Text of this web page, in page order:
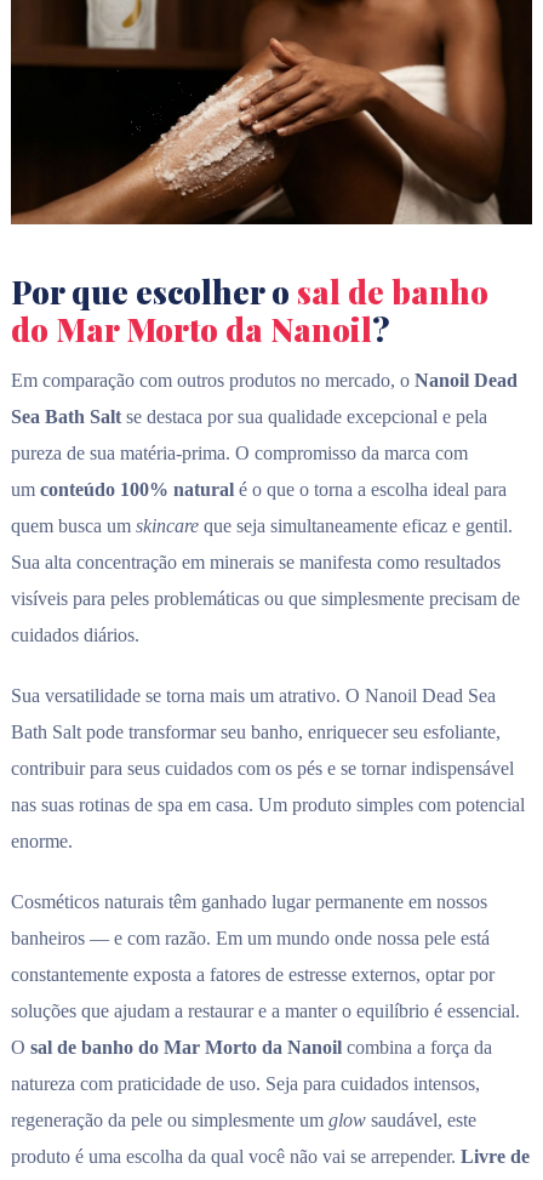
Por que escolher o sal de banho
do Mar Morto da Nanoil?
Em comparação com outros produtos no mercado, o Nanoil Dead
Sea Bath Saltse destaca por sua qualidade excepcional e pela
pureza de sua matéria-prima. O compromisso da marca com
um conteúdo 100% natural é o que o torna a escolha ideal para
quem busca um skincare que seja simultaneamente eficaz e gentil.
Sua alta concentração em minerais se manifesta como resultados
visíveis para peles problemáticas ou que simplesmente precisam de
cuidados diários.
Sua versatilidade se torna mais um atrativo. O Nanoil Dead Sea
Bath Salt pode transformar seu banho, enriquecer seu esfoliante,
contribuir para seus cuidados com os pés e se tornar indispensável
nas suas rotinas de spa em casa. Um produto simples com potencial
enorme.
Cosméticos naturais têm ganhado lugar permanente em nossos
banheiros — e com razão. Em um mundo onde nossa pele está
constantemente exposta a fatores de estresse externos, optar por
soluções que ajudam a restaurar e a manter o equilíbrio é essencial.
O sal de banho do Mar Morto da Nanoil combina a força da
natureza com praticidade de uso. Seja para cuidados intensos,
regeneração da pele ou simplesmente um glow saudável, este
produto é uma escolha da qual você não vai se arrepender. Livre de